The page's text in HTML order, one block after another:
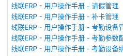
线联ERP - 用户操作手册 - 请假管理
线联ERP - 用户操作手册 - 补卡管理
线联ERP - 用户操作手册 - 考勤设备
线联ERP - 用户操作手册 - 考勤参数
线联ERP - 用户操作手册 - 考勤设备